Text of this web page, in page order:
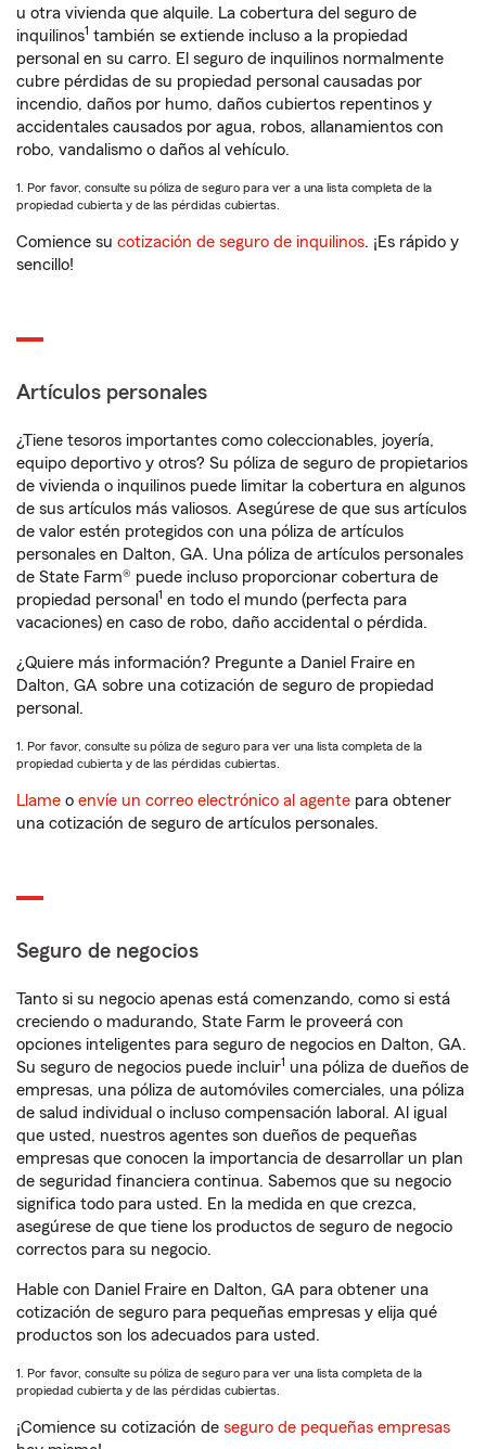
u otra vivienda que alquile. La cobertura del seguro de
inquilinos1 también se extiende incluso a la propiedad
personal en su carro. El seguro de inquilinos normalmente
cubre pérdidas de su propiedad personal causadas por
incendio, daños por humo, daños cubiertos repentinos y
accidentales causados por agua, robos, allanamientos con
robo, vandalismo o daños al vehículo.
1. Por favor, consulte su póliza de seguro para ver a una lista completa de la
propiedad cubierta y de las pérdidas cubiertas.
Comience su cotización de seguro de inquilinos. ¡Es rápido y
sencillo!
Artículos personales
¿Tiene tesoros importantes como coleccionables, joyería,
equipo deportivo y otros? Su póliza de seguro de propietarios
de vivienda o inquilinos puede limitar la cobertura en algunos
de sus artículos más valiosos. Asegúrese de que sus artículos
de valor estén protegidos con una póliza de artículos
personales en Dalton, GA. Una póliza de artículos personales
de State Farm® puede incluso proporcionar cobertura de
propiedad personal 1 en todo el mundo (perfecta para
vacaciones) en caso de robo, daño accidental o pérdida.
¿Quiere más información? Pregunte a Daniel Fraire en
Dalton, GA sobre una cotización de seguro de propiedad
personal.
1. Por favor, consulte su póliza de seguro para ver una lista completa de la
propiedad cubierta y de las pérdidas cubiertas.
Llame o envíe un correo electrónico al agente para obtener
una cotización de seguro de artículos personales.
Seguro de negocios
Tanto si su negocio apenas está comenzando, como si está
creciendo o madurando, State Farm le proveerá con
opciones inteligentes para seguro de negocios en Dalton, GA.
Su seguro de negocios puede incluir1 una póliza de dueños de
empresas, una póliza de automóviles comerciales, una póliza
de salud individual o incluso compensación laboral. Al igual
que usted, nuestros agentes son dueños de pequeñas
empresas que conocen la importancia de desarrollar un plan
de seguridad financiera continua. Sabemos que su negocio
significa todo para usted. En la medida en que crezca,
asegúrese de que tiene los productos de seguro de negocio
correctos para su negocio.
Hable con Daniel Fraire en Dalton, GA para obtener una
cotización de seguro para pequeñas empresas y elija qué
productos son los adecuados para usted.
1. Por favor, consulte su póliza de seguro para ver una lista completa de la
propiedad cubierta y de las pérdidas cubiertas.
¡Comience su cotización de seguro de pequeñas empresas